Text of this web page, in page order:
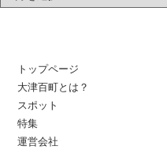
トップページ
大津百町とは？
スポット
特集
運営会社